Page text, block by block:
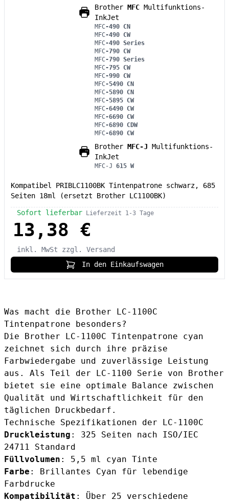
Brother MFC Multifunktions-
InkJet
MFC-490 CN
MFC-490 CW
MFC-490 Series
MFC-790 CW
MFC-790 Series
MFC-795 CW
MFC-990 CW
MFC-5490 CN
MFC-5890 CN
MFC-5895 CW
MFC-6490 CW
MFC-6690 CW
MFC-6890 CDW
MFC-6890 CW
Brother MFC-J Multifunktions-
InkJet
MFC-J 615 W
Kompatibel PRIBLC1100BK Tintenpatrone schwarz, 685
Seiten 18ml (ersetzt Brother LC1100BK)
Sofort lieferbar Lieferzeit 1-3 Tage
13,38 €
inkl. MwSt
zzgl. Versand
In den Einkaufswagen
Was macht die Brother LC-1100C
Tintenpatrone besonders?
Die
Brother LC-1100C Tintenpatrone cyan
zeichnet sich durch ihre präzise
Farbwiedergabe und zuverlässige Leistung
aus. Als Teil der LC-1100 Serie von Brother
bietet sie eine optimale Balance zwischen
Qualität und Wirtschaftlichkeit für den
täglichen Druckbedarf.
Technische Spezifikationen der LC-1100C
Druckleistung : 325 Seiten nach ISO/IEC
24711 Standard
Füllvolumen : 5,5 ml cyan Tinte
Farbe : Brillantes Cyan für lebendige
Farbdrucke
Kompatibilität : Über 25 verschiedene